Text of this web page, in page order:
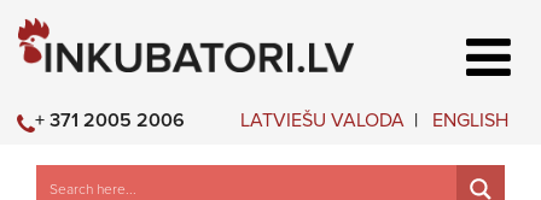
LATVIEŠU VALODA ENGLISH
+ 371 2005 2006